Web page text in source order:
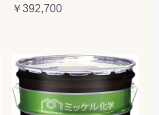
￥392,700